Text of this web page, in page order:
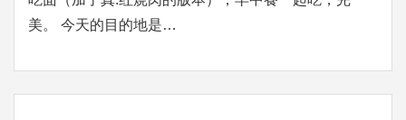
美。 今天的目的地是…